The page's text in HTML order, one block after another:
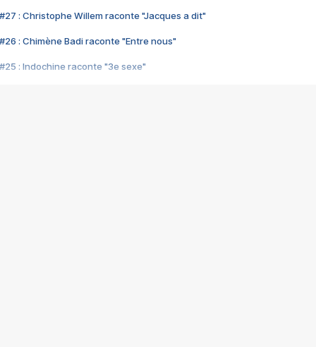
#27 : Christophe Willem raconte "Jacques a dit"
#26 : Chimène Badi raconte "Entre nous"
#25 : Indochine raconte "3e sexe"